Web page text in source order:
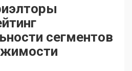
сегментов